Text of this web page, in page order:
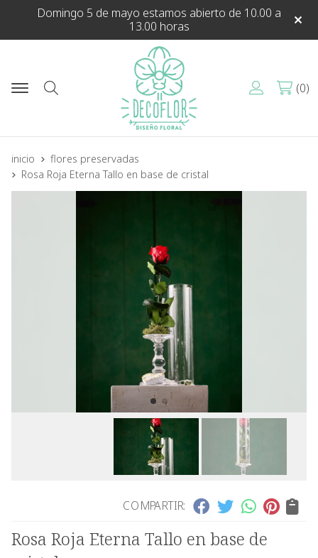
Domingo 5 de mayo estamos abierto de 10.00 a
13.00 horas
Buscar
0
inicio
flores preservadas
Rosa Roja Eterna Tallo en base de cristal
COMPARTIR:
Rosa Roja Eterna Tallo en base de